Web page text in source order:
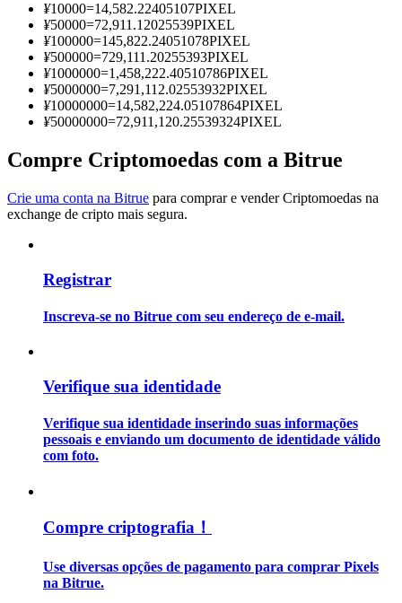
Informação
Guia
Estratégias de negociação
Aprenda como se manter lucrativo
¥10000=14,582.22405107PIXEL
¥50000=72,911.12025539PIXEL
¥100000=145,822.24051078PIXEL
¥500000=729,111.20255393PIXEL
¥1000000=1,458,222.40510786PIXEL
¥5000000=7,291,112.02553932PIXEL
¥10000000=14,582,224.05107864PIXEL
¥50000000=72,911,120.25539324PIXEL
Compre Criptomoedas com a Bitrue
Crie uma conta na Bitrue para comprar e vender Criptomoedas na
exchange de cripto mais segura.
Registrar
Inscreva-se no Bitrue com seu endereço de e-mail.
Verifique sua identidade
Verifique sua identidade inserindo suas informações
pessoais e enviando um documento de identidade válido
com foto.
Compre criptografia！
Use diversas opções de pagamento para comprar Pixels
na Bitrue.